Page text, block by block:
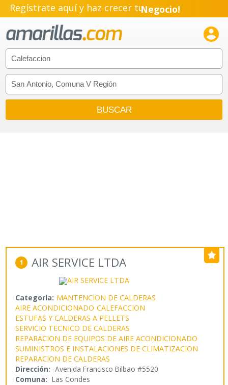
Regístrate aquí y haz crecer tuNegocio!
Emprendimiento!

1 AIR SERVICE LTDA
Categoría: MANTENCION DE CALDERAS
AIRE ACONDICIONADO CALEFACCION
ESTUFAS Y CALDERAS A PELLETS
SERVICIO TECNICO DE CALDERAS
REPARACION DE EQUIPOS DE AIRE ACONDICIONADO
SUMINISTROS E INSTALACIONES DE CLIMATIZACION
REPARACION DE CALDERAS
Dirección: Avenida Francisco Bilbao #5520
Comuna: Las Condes